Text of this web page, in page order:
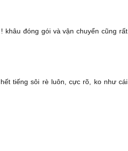
đóng gói và vận chuyển cũng rất
tiếng sôi rè luôn, cực rõ, ko như cái